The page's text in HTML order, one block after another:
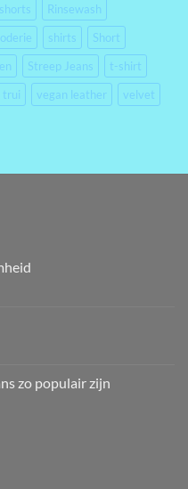
Rinsewash
shirts
Short
Streep Jeans
t-shirt
trui vegan leather
velvet
zo populair zijn